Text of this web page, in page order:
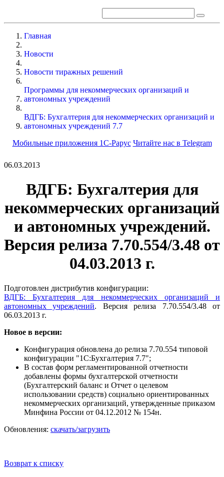
Главная
Новости
Новости тиражных решений
Программы для некоммерческих организаций и
автономных учреждений
ВДГБ: Бухгалтерия для некоммерческих организаций и
автономных учреждений 7.7
Мобильные приложения 1С-Рарус Читайте нас в Telegram
06.03.2013
ВДГБ: Бухгалтерия для
некоммерческих организаций
и автономных учреждений.
Версия релиза 7.70.554/3.48 от
04.03.2013 г.
Подготовлен дистрибутив конфигурации:
ВДГБ: Бухгалтерия для некоммерческих организаций и
автономных учреждений. Версия релиза 7.70.554/3.48 от
06.03.2013 г.
Новое в версии:
Конфигурация обновлена до релиза 7.70.554 типовой
конфигурации "1С:Бухгалтерия 7.7";
В состав форм регламентированной отчетности
добавлены формы бухгалтерской отчетности
(Бухгалтерский баланс и Отчет о целевом
использовании средств) социально ориентированных
некоммерческих организаций, утвержденные приказом
Минфина России от 04.12.2012 № 154н.
Обновления: скачать/загрузить
Возврат к списку